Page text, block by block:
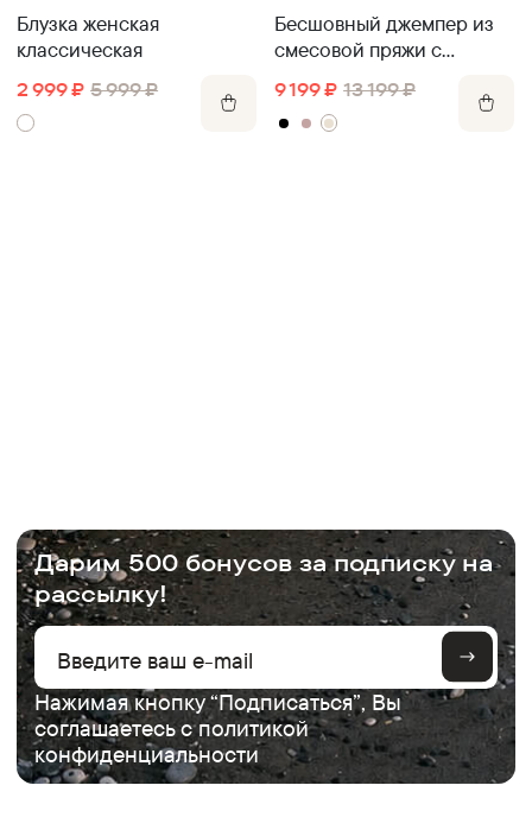
Блузка женская
классическая
2 999 ₽ 5 999 ₽
Бесшовный джемпер из
смесовой пряжи с
9 199 ₽ 13 199 ₽
Дарим 500 бонусов за подписку на
рассылку!
Нажимая кнопку “Подписаться”, Вы
соглашаетесь сполитикой
конфиденциальности